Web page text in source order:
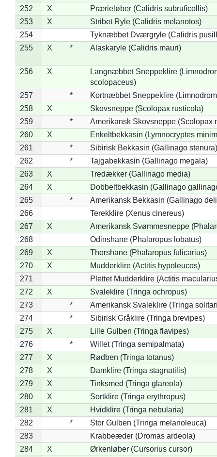
252
X
Prærieløber (Calidris subruficollis)
253
X
Stribet Ryle (Calidris melanotos)
254
Tyknæbbet Dværgryle (Calidris
255
X * Alaskaryle (Calidris mauri)
256 X
Langnæbbet Sneppeklire
scolopaceus)
257
*
Kortnæbbet Sneppeklire
258
X
Skovsneppe (Scolopax rusticola)
259
*
Amerikansk Skovsneppe (Scolopax
260
X
Enkeltbekkasin (Lymnocryptes
261
*
Sibirisk Bekkasin (Gallinago stenura)
262
*
Tajgabekkasin (Gallinago megala)
263
X
Tredækker (Gallinago media)
264
X
Dobbeltbekkasin (Gallinago
265
*
Amerikansk Bekkasin (Gallinago
266
Terekklire (Xenus cinereus)
267
X
Amerikansk Svømmesneppe
268
Odinshane (Phalaropus lobatus)
269
X
Thorshane (Phalaropus fulicarius)
270
X
Mudderklire (Actitis hypoleucos)
271
Plettet Mudderklire (Actitis
272
X
Svaleklire (Tringa ochropus)
273
*
Amerikansk Svaleklire (Tringa
274
*
Sibirisk Gråklire (Tringa brevipes)
275
X
Lille Gulben (Tringa flavipes)
276
*
Willet (Tringa semipalmata)
277
X
Rødben (Tringa totanus)
278
X
Damklire (Tringa stagnatilis)
279
X
Tinksmed (Tringa glareola)
280
X
Sortklire (Tringa erythropus)
281
X
Hvidklire (Tringa nebularia)
282
*
Stor Gulben (Tringa melanoleuca)
283
Krabbeæder (Dromas ardeola)
284
X
Ørkenløber (Cursorius cursor)